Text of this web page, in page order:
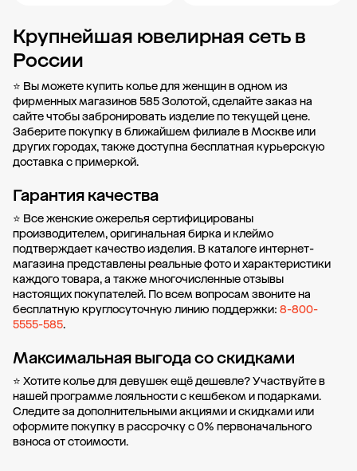
Добавить в корзину Добавить в корзину
Крупнейшая ювелирная сеть в
России
⭐ Вы можете купить колье для женщин в одном из
фирменных магазинов 585 Золотой, сделайте заказ на
сайте чтобы забронировать изделие по текущей цене.
Заберите покупку в ближайшем филиале в Москве или
других городах, также доступна бесплатная курьерскую
доставка с примеркой.
Гарантия качества
⭐ Все женские ожерелья сертифицированы
производителем, оригинальная бирка и клеймо
подтверждает качество изделия. В каталоге интернет-
магазина представлены реальные фото и характеристики
каждого товара, а также многочисленные отзывы
настоящих покупателей. По всем вопросам звоните на
бесплатную круглосуточную линию поддержки: 8-800-
5555-585.
Максимальная выгода со скидками
⭐ Хотите колье для девушек ещё дешевле? Участвуйте в
нашейпрограмме лояльностис кешбеком и подарками.
Следите за дополнительнымиакциями и скидкамиили
оформитепокупку в рассрочкус 0% первоначального
взноса от стоимости.